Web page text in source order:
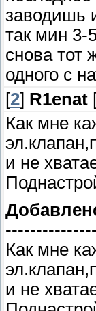
заводишь
так мин 3-
снова тот
одного с
[2] R1enat
Как мне
и не
Как мне
и не